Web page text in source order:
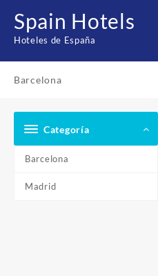
contenido
Spain Hotels
Hoteles de España
Barcelona
Categoría
Barcelona
Madrid